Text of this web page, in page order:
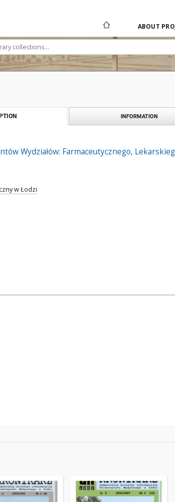
ABOUT
INFORMATION
Wydziałów: Farmaceutycznego,
w Łodzi